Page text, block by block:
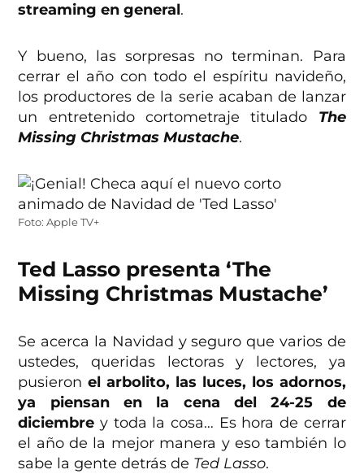
streaming en general.
Y bueno, las sorpresas no terminan. Para
cerrar el año con todo el espíritu navideño,
los productores de la serie acaban de lanzar
un entretenido cortometraje titulado The
Missing Christmas Mustache.
Foto: Apple TV+
Ted Lasso presenta ‘The
Missing Christmas Mustache’
Se acerca la Navidad y seguro que varios de
ustedes, queridas lectoras y lectores, ya
pusieronel arbolito, las luces, los adornos,
ya piensan en la cena del 24-25 de
diciembrey toda la cosa… Es hora de cerrar
el año de la mejor manera y eso también lo
sabe la gente detrás de Ted Lasso.